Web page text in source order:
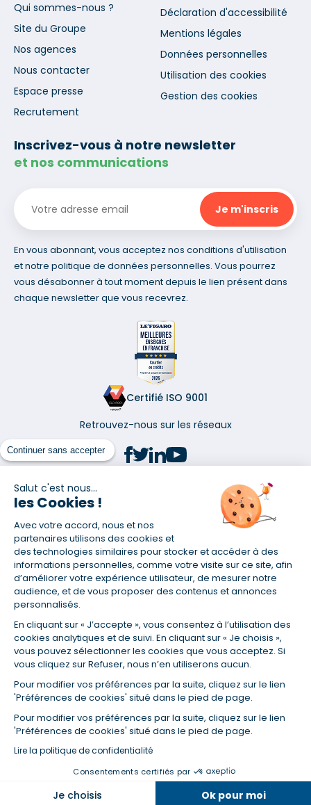
Continuer sans accepter
Salut c'est nous...
les Cookies !
Avec votre accord, nous et nos
partenaires utilisons des cookies et
des technologies similaires pour stocker et accéder à des
informations personnelles, comme votre visite sur ce site, afin
d’améliorer votre expérience utilisateur, de mesurer notre
audience, et de vous proposer des contenus et annonces
personnalisés.
En cliquant sur « J’accepte », vous consentez à l’utilisation des
cookies analytiques et de suivi. En cliquant sur « Je choisis »,
vous pouvez sélectionner les cookies que vous acceptez. Si
vous cliquez sur Refuser, nous n’en utiliserons aucun.
Pour modifier vos préférences par la suite, cliquez sur le lien
'Préférences de cookies' situé dans le pied de page.
Pour modifier vos préférences par la suite, cliquez sur le lien
'Préférences de cookies' situé dans le pied de page.
Lire la politique de confidentialité
Consentements certifiés par
Je choisis Ok pour moi
Dans la même catégorie
Qui sommes-nous ?
Site du Groupe
Nos agences
Nous contacter
Espace presse
Recrutement
Déclaration d'accessibilité
Mentions légales
Données personnelles
Utilisation des cookies
Gestion des cookies
Inscrivez-vous à notre newsletter
et nos communications
En vous abonnant, vous acceptez nos conditions d'utilisation
et notre politique de données personnelles. Vous pourrez
vous désabonner à tout moment depuis le lien présent dans
chaque newsletter que vous recevrez.
Certifié ISO 9001
Retrouvez-nous sur les réseaux
(1) Taux fixe national hors assurance et selon votre profil
(2) Économie de 65 % pour l'assurance d'un prêt amortissable de 330
457,23 € à 0,90 % sur 19,5 ans, accordé à un salarié non cadre assuré à
100 % (décès, PTIA, IPP, ITT, IPP) âgé de 36 ans fumeur et une personne
salariée non cadre assurée à 100 % (décès, PTIA, IPP, ITT, IPP) âgée de 35
ans et non-fumeur, tous deux sans risque médical connu. Au
14/07/2019, coût de l'assurance proposée par la banque 179,08 €/mois
en moyenne contre 64,60 €/mois en moyenne au 14/07/2022 avec
Empruntis.com (TAEA : 0,44 %, coût total de l'assurance : 15 117,65 €).
(3) Taux minimum pour un crédit consommation d'un montant fixé entre
5 000 et 20 000 euros, selon profil et durée.
(4) La diminution du montant des mensualités entraîne l'allongement
de la durée de remboursement ainsi que la hausse du coût total du
(5) Banques de réseau, mutualistes, spécialisées, directions
régionales, organismes de crédit selon votre profil et votre demande.
Mutuelles, compagnies et courtiers d'assurances. Selon votre profil et
votre demande.
régionales, organismes de crédit, selon votre profil et votre demande.